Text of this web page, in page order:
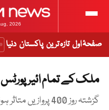
2026
صفحۂ اول تازہ ترین پاکستان دنیا
ملک کے تمام ائیر